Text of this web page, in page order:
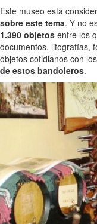
Este museo está
sobre este tema. Y no
1.390 objetos entre los
documentos, litografías,
objetos cotidianos con
de estos bandoleros.